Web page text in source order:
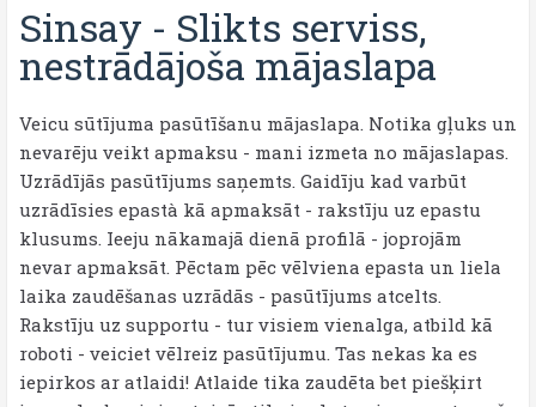
Sinsay - Slikts serviss,
nestrādājoša mājaslapa
Veicu sūtījuma pasūtīšanu mājaslapa. Notika gļuks un
nevarēju veikt apmaksu - mani izmeta no mājaslapas.
Uzrādījās pasūtījums saņemts. Gaidīju kad varbūt
uzrādīsies epastà kā apmaksāt - rakstīju uz epastu
klusums. Ieeju nākamajā dienā profilā - joprojām
nevar apmaksāt. Pēctam pēc vēlviena epasta un liela
laika zaudēšanas uzrādās - pasūtījums atcelts.
Rakstīju uz supportu - tur visiem vienalga, atbild kā
roboti - veiciet vēlreiz pasūtījumu. Tas nekas ka es
iepirkos ar atlaidi! Atlaide tika zaudēta bet piešķirt